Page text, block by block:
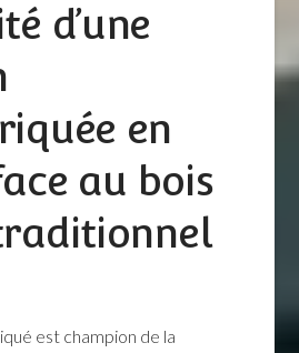
d’une
en
au bois
est champion de la